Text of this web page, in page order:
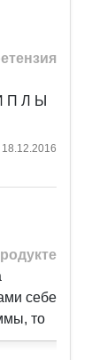
П Л Ы
18.12.2016
себе
то